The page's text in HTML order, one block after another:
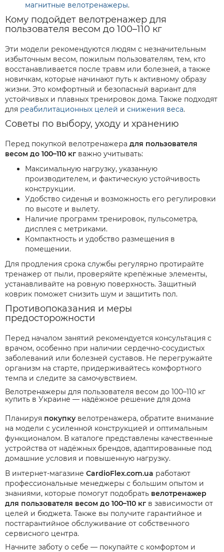
магнитные велотренажеры.
Кому подойдет велотренажер для
пользователя весом до 100–110 кг
Эти модели рекомендуются людям с незначительным
избыточным весом, пожилым пользователям, тем, кто
восстанавливается после травм или болезней, а также
новичкам, которые начинают путь к активному образу
жизни. Это комфортный и безопасный вариант для
устойчивых и плавных тренировок дома. Также подходят
для реабилитационных целей и снижения веса.
Советы по выбору, уходу и хранению
Перед покупкой велотренажера для пользователя
весом до 100–110 кг важно учитывать:
Максимальную нагрузку, указанную
производителем, и фактическую устойчивость
конструкции.
Удобство сиденья и возможность его регулировки
по высоте и вылету.
Наличие программ тренировок, пульсометра,
дисплея с метриками.
Компактность и удобство размещения в
помещении.
Для продления срока службы регулярно протирайте
тренажер от пыли, проверяйте крепёжные элементы,
устанавливайте на ровную поверхность. Защитный
коврик поможет снизить шум и защитить пол.
Противопоказания и меры
предосторожности
Перед началом занятий рекомендуется консультация с
врачом, особенно при наличии сердечно-сосудистых
заболеваний или болезней суставов. Не перегружайте
организм на старте, придерживайтесь комфортного
темпа и следите за самочувствием.
Велотренажеры для пользователя весом до 100–110 кг
купить в Украине — надёжное решение для дома
Планируя покупку велотренажера, обратите внимание
на модели с усиленной конструкцией и оптимальным
функционалом. В каталоге представлены качественные
устройства от надёжных брендов, адаптированные под
домашние условия и повышенную нагрузку.
В интернет-магазине CardioFlex.com.ua работают
профессиональные менеджеры с большим опытом и
знаниями, которые помогут подобрать велотренажер
для пользователя весом до 100–110 кг в зависимости от
целей и бюджета. Также вы получите гарантийное и
постгарантийное обслуживание от собственного
сервисного центра.
Начните заботу о себе — покупайте с комфортом и